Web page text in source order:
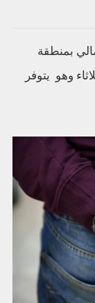
بمنطقة
وهو يتوفر